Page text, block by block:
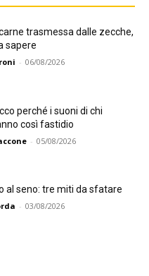
trasmessa dalle zecche,
sapere
- 06/08/2026
perché i suoni di chi
così fastidio
- 05/08/2026
al seno: tre miti da sfatare
- 03/08/2026